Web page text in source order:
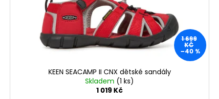
1 699
KČ
–40 %
KEEN SEACAMP II CNX dětské sandály
Skladem (1 ks)
1 019 Kč